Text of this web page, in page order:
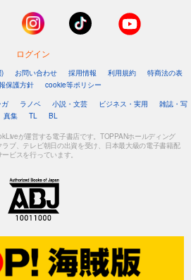
ログイン
お問い合わせ 採用情報 利用規約
特商法の表
保護方針
cookie等ポリシー
ラノベ 小説・文芸 ビジネス・実用
雑誌・写
真集
TL BL
が運営する電子書店です。TOPPANホールディング
ブ、テレビ朝日の出資を受け、日本最大級の電子書籍配
ービスを行っています。